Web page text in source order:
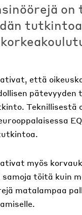
että
Teknillisestä
myös
samoja töitä kuin
matalampaa